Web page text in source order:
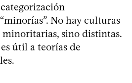
No hay culturas
minoritarias, sino distintas.
útil a teorías de